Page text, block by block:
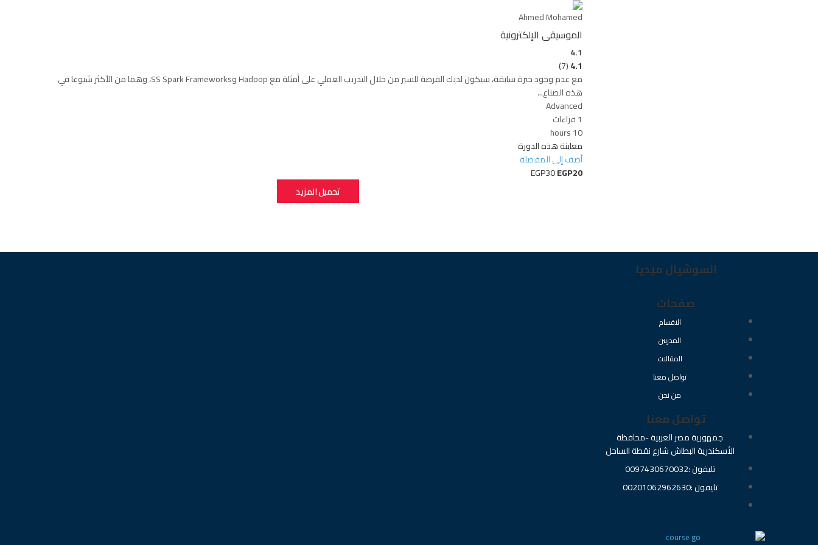
Ahmed Mohamed
الموسيقى الإلكترونية
4.1
4.1
(7)
مع عدم وجود خبرة سابقة، سيكون لديك الفرصة للسير من خلال التدريب العملي على أمثلة مع Hadoop وSS Spark Frameworks، وهما من الأكثر شيوعا في
هذه الصناع...
Advanced
1 قراءات
10 hours
معاينة هذه الدورة
أضف إلى المفضلة
EGP30EGP20
تحميل المزيد
السوشيال ميديا
صفحات
الاقسام
المدربين
المقالات
تواصل معنا
من نحن
تواصل معنا
جمهورية مصر العربية -محافظة
الأسكندرية البطاش شارع نقطة الساحل
تليفون :0097430670032
تليفون :00201062962630